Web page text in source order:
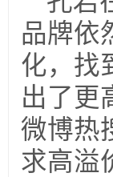
品牌依
化，找
出了更
微博热
求高溢